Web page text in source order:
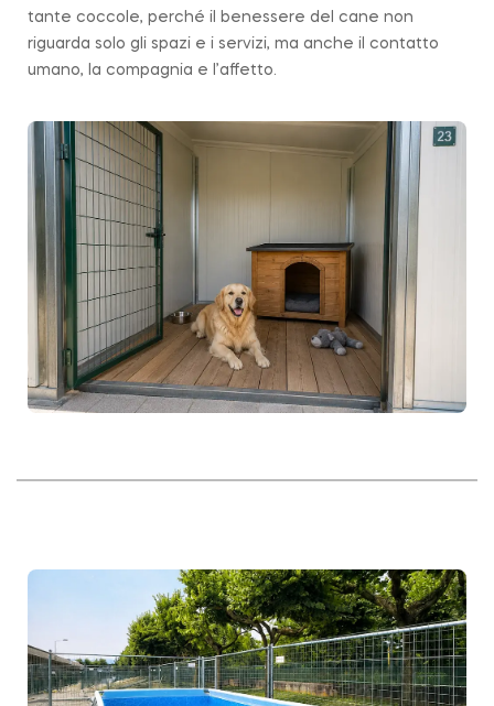
tante coccole, perché il benessere del cane non
riguarda solo gli spazi e i servizi, ma anche il contatto
umano, la compagnia e l’affetto.